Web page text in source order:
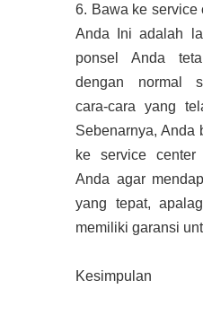
6. Bawa ke service
Anda Ini adalah
ponsel Anda
dengan normal
cara-cara yang
Sebenarnya, Anda
ke service center
Anda agar
yang tepat,
memiliki garansi
Kesimpulan